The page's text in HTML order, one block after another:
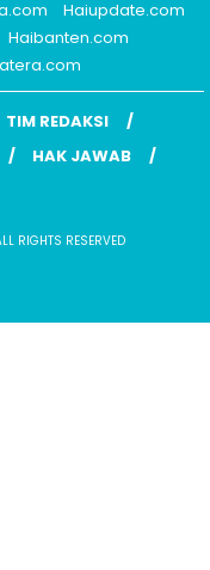
Haiupdate.com
Haibanten.com
TIM REDAKSI
HAK JAWAB
RIGHTS RESERVED